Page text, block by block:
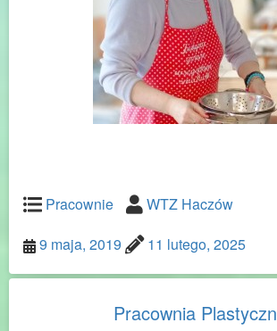
Pracownie
WTZ Haczów
9 maja, 2019
11 lutego, 2025
Pracownia